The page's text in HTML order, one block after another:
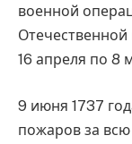
военной
Отечественной
16 апреля по 8
9 июня 1737
пожаров за